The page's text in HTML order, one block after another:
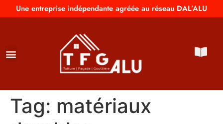
Une entreprise indépendante agréée au réseau DAL’ALU
Tag: matériaux